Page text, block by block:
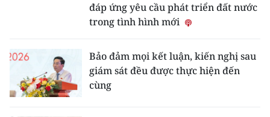
KHOA HỌC - CÔNG NGHỆ
BẠN ĐỌC
đáp ứng yêu cầu phát triển đất nước
trong tình hình mới
Bảo đảm mọi kết luận, kiến nghị sau
giám sát đều được thực hiện đến
cùng